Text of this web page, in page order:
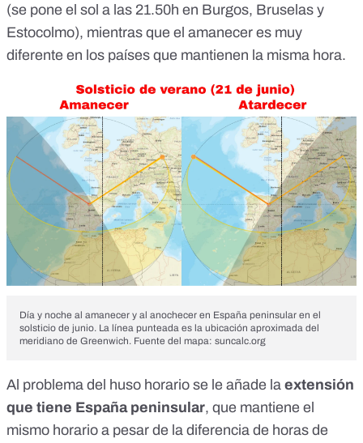
(se pone el sol a las 21.50h en Burgos, Bruselas y
Estocolmo), mientras que el amanecer es muy
diferente en los países que mantienen la misma hora.
Día y noche al amanecer y al anochecer en España peninsular en el
solsticio de junio. La línea punteada es la ubicación aproximada del
meridiano de Greenwich. Fuente del mapa: suncalc.org
Al problema del huso horario se le añade la extensión
que tiene España peninsular, que mantiene el
mismo horario a pesar de la diferencia de horas de